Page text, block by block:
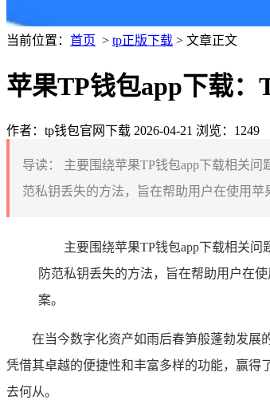
当前位置： 首页 > tp正版下载 > 文章正文
苹果TP钱包app下载：
作者：tp钱包官网下载 2026-04-21 浏览：1249
导读：
主要围绕苹果TP钱包app下载相关
范私钥丢失的方法，旨在帮助用户在使用
主要围绕苹果TP钱包app下载相关
防范私钥丢失的方法，旨在帮助用户在
案。
在当今数字化资产如雨后春笋般蓬勃发展
凭借其卓越的便捷性和丰富多样的功能，赢得
去何从。